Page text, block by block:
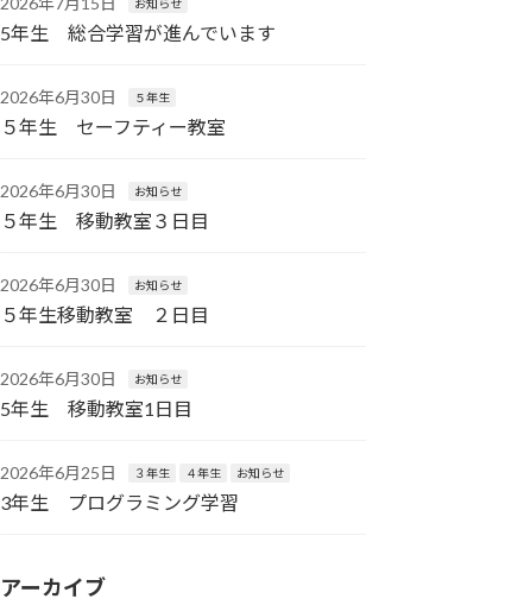
お知らせ
5年生 総合学習が進んでいます
2026年6月30日 ５年生
５年生 セーフティー教室
2026年6月30日 お知らせ
５年生 移動教室３日目
2026年6月30日 お知らせ
５年生移動教室 ２日目
2026年6月30日 お知らせ
5年生 移動教室1日目
2026年6月25日 ３年生 ４年生 お知らせ
3年生 プログラミング学習
アーカイブ